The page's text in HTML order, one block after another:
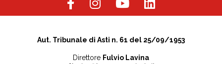
Aut. Tribunale di Asti n. 61 del 25/09/1953
Direttore Fulvio Lavina